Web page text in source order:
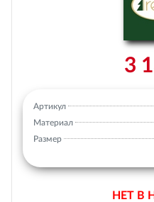
3
Артикул
Материал
Размер
НЕТ В